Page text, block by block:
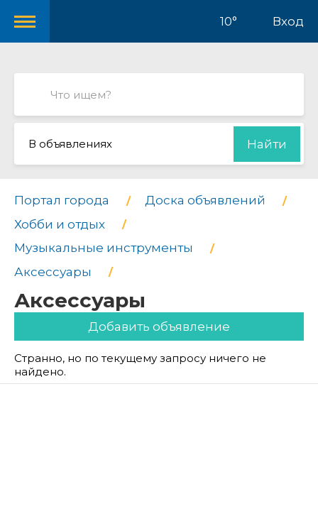
10° Вход
В объявлениях Найти
Портал города
Доска объявлений
Хобби и отдых
Музыкальные инструменты
Аксессуары
Аксессуары
Добавить объявление
Странно, но по текущему запросу ничего не
найдено.